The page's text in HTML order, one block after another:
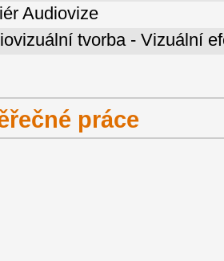
Audiovize
tvorba - Vizuální
práce